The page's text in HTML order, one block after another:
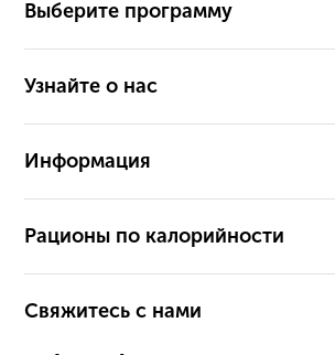
Выберите программу
Узнайте о нас
Информация
Рационы по калорийности
Свяжитесь с нами